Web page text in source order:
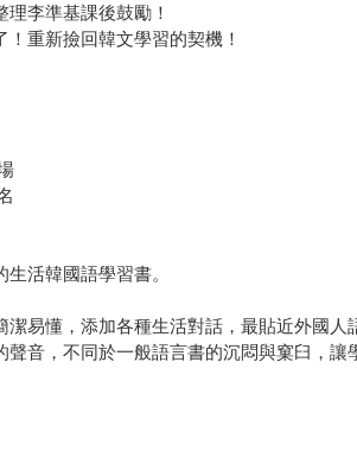
李準基課後鼓勵！
重新撿回韓文學習的契機！
活韓國語學習書。
易懂，添加各種生活對話，最貼近外國人
音，不同於一般語言書的沉悶與窠臼，讓